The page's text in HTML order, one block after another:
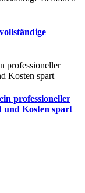
professioneller
und Kosten spart